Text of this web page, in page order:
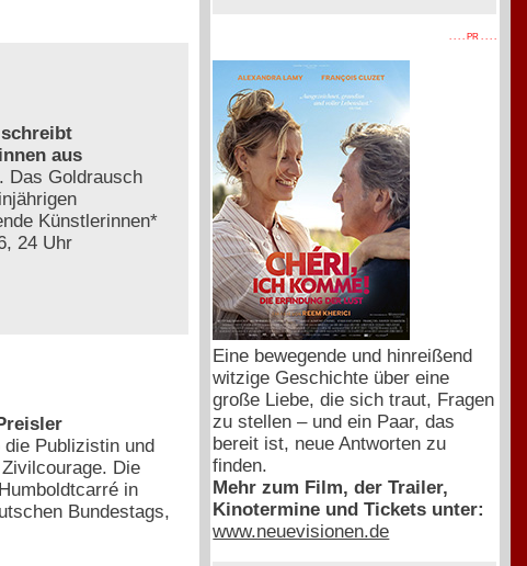
aus
Das Goldrausch
Künstlerinnen*
24 Uhr
Publizistin und
Die
in
Bundestags,
. . . . PR . . . .
Eine bewegende und hinreißend
witzige Geschichte über eine
große Liebe, die sich traut, Fragen
zu stellen – und ein Paar, das
bereit ist, neue Antworten zu
finden.
Mehr zum Film, der Trailer,
Kinotermine und Tickets unter:
www.neuevisionen.de